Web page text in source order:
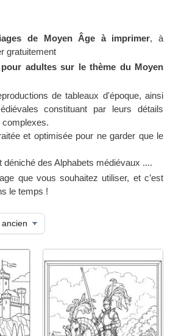
de Moyen Âge à imprimer, à
gratuitement
adultes sur le thème du Moyen
de tableaux d'époque, ainsi
constituant par leurs détails
complexes.
et optimisée pour ne garder que le
déniché des Alphabets médiévaux ....
que vous souhaitez utiliser, et c’est
le temps !